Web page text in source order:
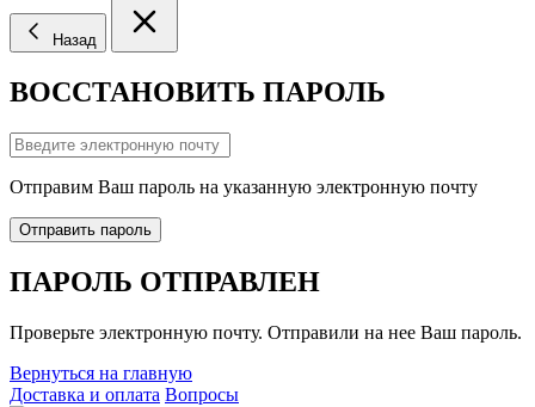
Назад
ВОССТАНОВИТЬ ПАРОЛЬ
Отправим Ваш пароль на указанную электронную почту
Отправить пароль
ПАРОЛЬ ОТПРАВЛЕН
Проверьте электронную почту. Отправили на нее Ваш пароль.
Вернуться на главную
Доставка и оплата Вопросы